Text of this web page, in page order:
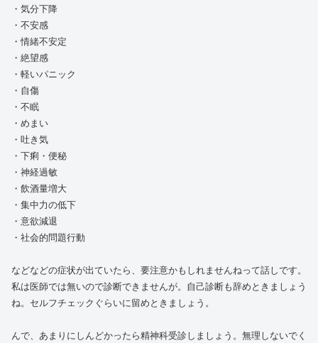
・気分下降
・不安感
・情緒不安定
・絶望感
・軽いパニック
・自傷
・不眠
・めまい
・吐き気
・下痢・便秘
・神経過敏
・飲酒量増大
・集中力の低下
・意欲減退
・社会的問題行動
などなどの症状が出ていたら、要注意かもしれませんねって話しです。
私は医師では無いので診断できませんが。自己診断も辞めときましょう
ね。セルフチェックぐらいに留めときましょう。
んで、あまりにしんどかったら精神科受診しましょう。無理しないでく